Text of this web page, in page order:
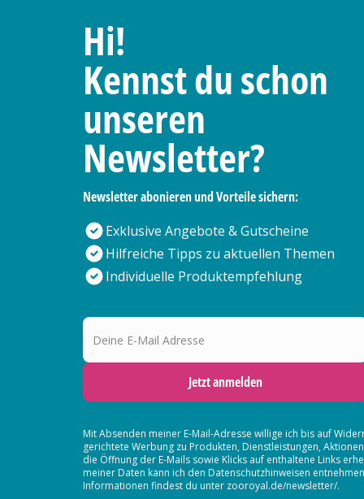
Hi!
Kennst du schon
unseren
Newsletter?
Newsletter abonieren und Vorteile sichern:
Exklusive Angebote & Gutscheine
Hilfreiche Tipps zu aktuellen Themen
Individuelle Produktempfehlung
Deine E-Mail Adresse
Jetzt anmelden
Mit Absenden meiner E-Mail-Adresse willige ich bis auf
gerichtete Werbung zu Produkten, Dienstleistungen,
die Öffnung der E-Mails sowie Klicks auf enthaltene Links
meiner Daten kann ich den Datenschutzhinweisen
Informationen findest du unter zooroyal.de/newsletter/.